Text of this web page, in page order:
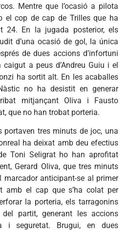
Mentre que l’ocasió a pilota
el cop de cap de Trilles que ha
24. En la jugada posterior, els
d’una ocasió de gol, la única
de dues accions d’infortuni
a peus d’Andreu Guiu i el
ha sortit alt. En les acaballes
no ha desistit en generar
mitjançant Oliva i Fausto
que no han trobat porteria.
portaven tres minuts de joc, una
ha deixat amb deu efectius
Toni Seligrat ho han aprofitat
Gerard Oliva, que tres minuts
marcador anticipant-se al primer
amb el cap que s’ha colat per
la porteria, els tarragonins
partit, generant les accions
i seguretat. Brugui, en dues